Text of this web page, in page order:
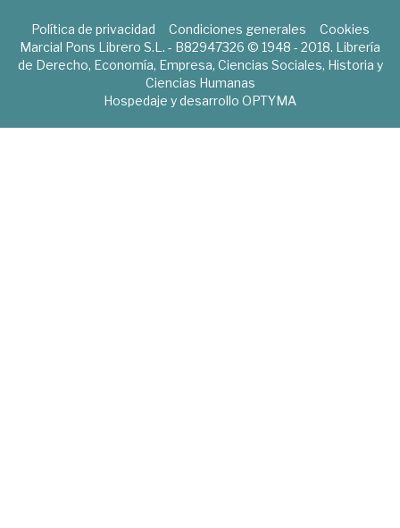
Política de privacidad Condiciones generales
Cookies
Marcial Pons Librero S.L. - B82947326 © 1948 - 2018. Librería
de Derecho, Economía, Empresa, Ciencias Sociales, Historia y
Ciencias Humanas
Hospedaje y desarrollo OPTYMA